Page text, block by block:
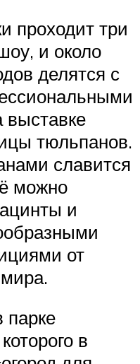
проходит три
и около
делятся с
выставке
тюльпанов.
славится
можно
и
от
парке
в